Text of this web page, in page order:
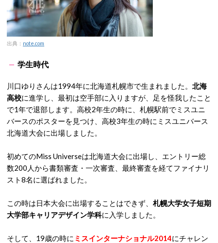
出典： note.com
学生時代
川口ゆりさんは1994年に北海道札幌市で生まれました。 北海
高校に進学し、最初は空手部に入りますが、足を怪我したこと
で1年で退部します。高校2年生の時に、札幌駅前でミスユニ
バースのポスターを見つけ、高校3年生の時にミスユニバース
北海道大会に出場しました。
初めてのMiss Universeは北海道大会に出場し、エントリー総
数200人から書類審査・一次審査、最終審査を経てファイナリ
スト8名に選ばれました。
この時は日本大会に出場することはできず、 札幌大学女子短期
大学部キャリアデザイン学科に入学しました。
そして、19歳の時に ミ スインターナショナル2014にチャレン